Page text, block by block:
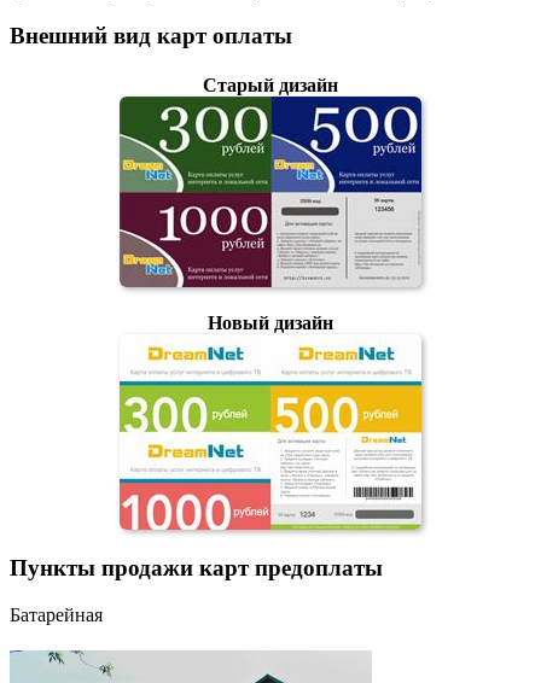
Внешний вид карт оплаты
Старый дизайн
Новый дизайн
Пункты продажи карт предоплаты
Батарейная